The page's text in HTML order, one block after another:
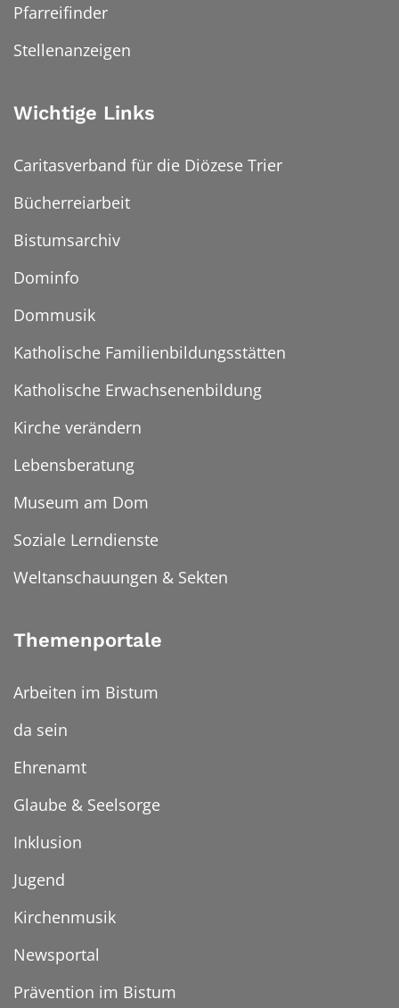
Pfarreifinder
Stellenanzeigen
Wichtige Links
Caritasverband für die Diözese Trier
Bücherreiarbeit
Bistumsarchiv
Dominfo
Dommusik
Katholische Familienbildungsstätten
Katholische Erwachsenenbildung
Kirche verändern
Lebensberatung
Museum am Dom
Soziale Lerndienste
Weltanschauungen & Sekten
Themenportale
Arbeiten im Bistum
da sein
Ehrenamt
Glaube & Seelsorge
Inklusion
Jugend
Kirchenmusik
Newsportal
Prävention im Bistum